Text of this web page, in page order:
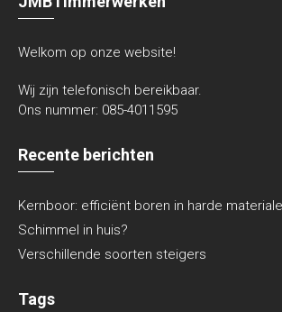
Welkom op onze website!
Wij zijn telefonisch bereikbaar.
Ons nummer: 085-4011595
Recente berichten
Kernboor: efficiënt boren in harde
Schimmel in huis?
Verschillende soorten steigers
Tags